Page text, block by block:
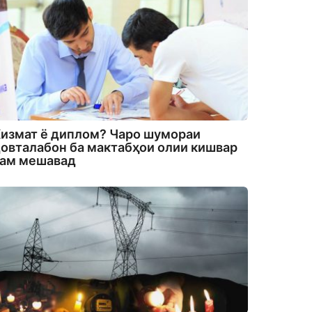
ё диплом? Чаро шумораи
ба мактабҳои олии кишвар
мешавад